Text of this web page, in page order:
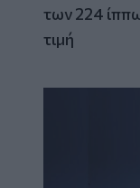
των 224
τιμή